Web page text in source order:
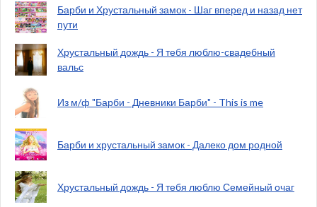
Барби и Хрустальный замок - Шаг вперед и назад нет
пути
Хрустальный дождь - Я тебя люблю-свадебный
вальс
Из м/ф "Барби - Дневники Барби" - This is me
Барби и хрустальный замок - Далеко дом родной
Хрустальный дождь - Я тебя люблю Семейный очаг